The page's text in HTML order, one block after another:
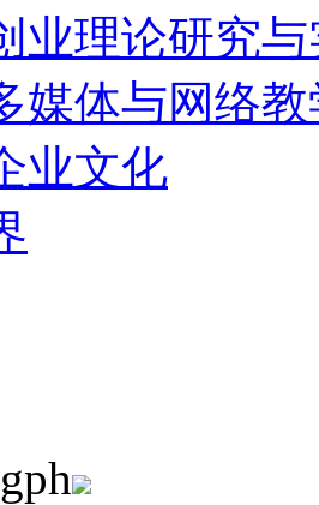
业理论研究
媒体与网络
业文化